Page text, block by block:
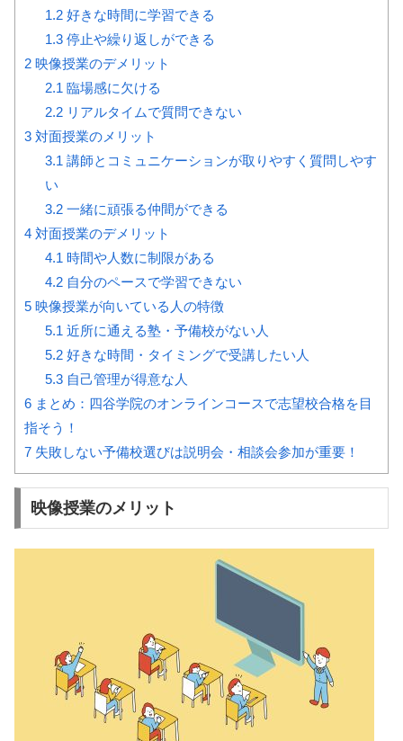
1.2好きな時間に学習できる
1.3停止や繰り返しができる
2 映像授業のデメリット
2.1 臨場感に欠ける
2.2リアルタイムで質問できない
3 対面授業のメリット
3.1 講師とコミュニケーションが取りやすく質問しやす
い
3.2一緒に頑張る仲間ができる
4 対面授業のデメリット
4.1 時間や人数に制限がある
4.2自分のペースで学習できない
5 映像授業が向いている人の特徴
5.1 近所に通える塾・予備校がない人
5.2好きな時間・タイミングで受講したい人
5.3自己管理が得意な人
6 まとめ：四谷学院のオンラインコースで志望校合格を目
指そう！
7 失敗しない予備校選びは説明会・相談会参加が重要！
映像授業のメリット